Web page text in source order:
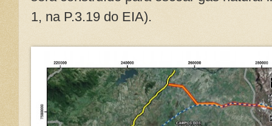
1, na P.3.19 do EIA).